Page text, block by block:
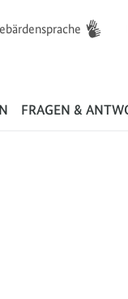
FRAGEN &